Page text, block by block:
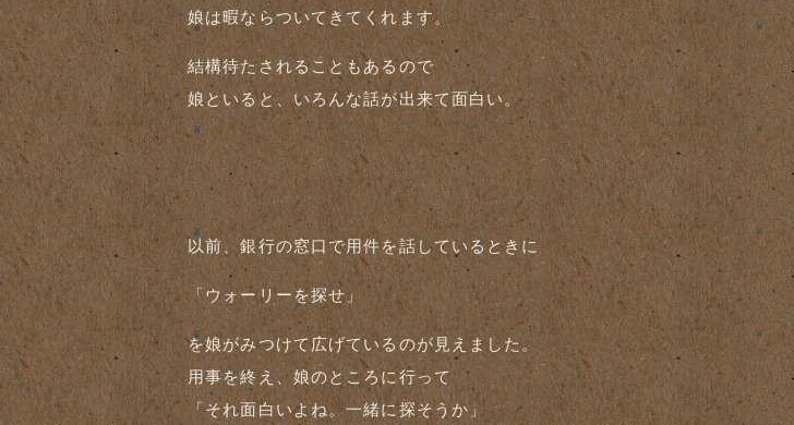
娘は暇ならついてきてくれます。
結構待たされることもあるので
娘といると、いろんな話が出来て面白い。
以前、銀行の窓口で用件を話しているときに
「ウォーリーを探せ」
を娘がみつけて広げているのが見えました。
用事を終え、娘のところに行って
「それ面白いよね。一緒に探そうか」